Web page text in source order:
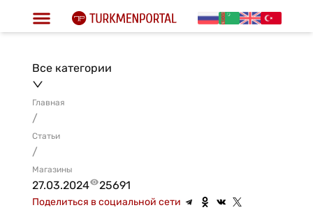
Все категории
Главная
/
Статьи
/
Магазины
27.03.2024 25691
Поделиться в социальной сети